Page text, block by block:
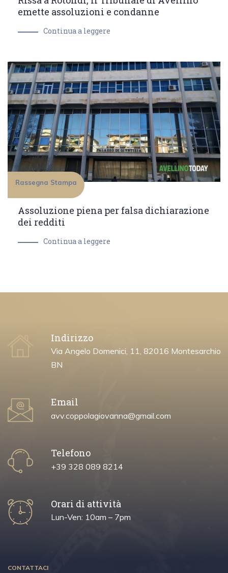
emette assoluzioni e condanne
Continua a leggere
Rassegna Stampa
Assoluzione piena per falsa dichiarazione
dei redditi
Continua a leggere
Indirizzo
Via Angelo Domenici, 11, 82016 Montesarchio
BN
Email
avv.coppolagiovanna@gmail.com
Telefono
+39 328 089 8214
Orari di attività
Lun-Ven: 10am – 7pm
CONTATTACI